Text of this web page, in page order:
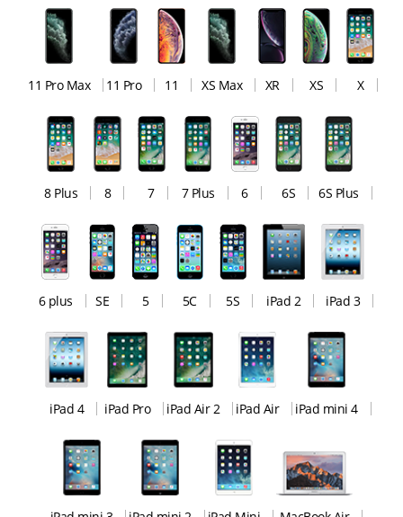
11 Pro Max 11 Pro 11 XS Max XR XS X
8 Plus 8 7 7 Plus 6 6S 6S Plus
6 plus SE 5 5C 5S iPad 2 iPad 3
iPad 4 iPad Pro iPad Air 2 iPad Air iPad mini 4